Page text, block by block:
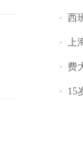
西班牙
上海飞
费大
15岁叛逆